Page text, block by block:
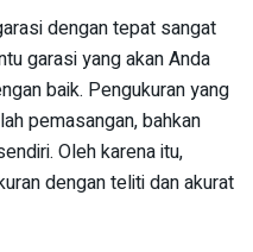
dengan tepat sangat
garasi yang akan Anda
baik. Pengukuran yang
pemasangan, bahkan
Oleh karena itu,
dengan teliti dan akurat